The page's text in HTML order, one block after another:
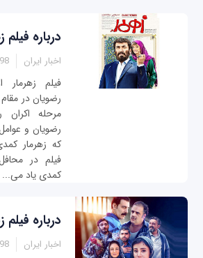
درباره فیلم
اخبار ایران
فیلم زهرمار
رضویان در
مرحله
رضویان و
که زهرمار
فیلم در
کمدی یاد می‌...
درباره فیلم
اخبار ایران